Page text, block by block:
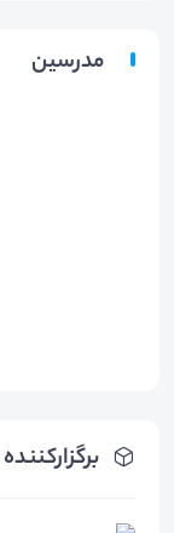
برگزارکننده
مدرسین